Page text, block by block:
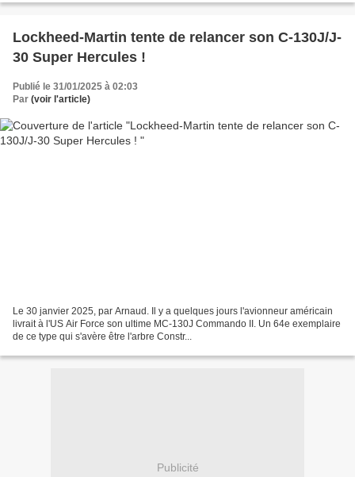
Lockheed-Martin tente de relancer son C-130J/J-
30 Super Hercules !
Publié le 31/01/2025 à 02:03
Par (voir l'article)
Le 30 janvier 2025, par Arnaud. Il y a quelques jours l'avionneur américain
livrait à l'US Air Force son ultime MC-130J Commando II. Un 64e exemplaire
de ce type qui s'avère être l'arbre Constr...
Publicité